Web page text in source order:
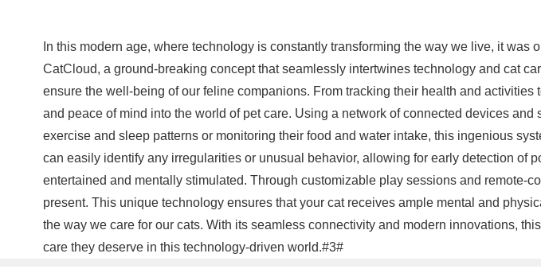
In this modern age, where technology is constantly transforming the way we live, it
CatCloud, a ground-breaking concept that seamlessly intertwines technology and cat
ensure the well-being of our feline companions. From tracking their health and
and peace of mind into the world of pet care. Using a network of connected devices
exercise and sleep patterns or monitoring their food and water intake, this ingenious
can easily identify any irregularities or unusual behavior, allowing for early detection of
entertained and mentally stimulated. Through customizable play sessions and
present. This unique technology ensures that your cat receives ample mental and
the way we care for our cats. With its seamless connectivity and modern innovations,
care they deserve in this technology-driven world.#3#